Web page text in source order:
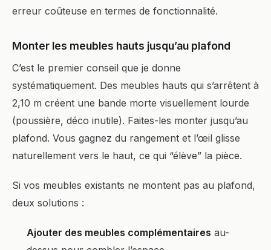
erreur coûteuse en termes de fonctionnalité.
Monter les meubles hauts jusqu’au plafond
C’est le premier conseil que je donne
systématiquement. Des meubles hauts qui s’arrêtent à
2,10 m créent une bande morte visuellement lourde
(poussière, déco inutile). Faites-les monter jusqu’au
plafond. Vous gagnez du rangement et l’œil glisse
naturellement vers le haut, ce qui “élève” la pièce.
Si vos meubles existants ne montent pas au plafond,
deux solutions :
Ajouter des meubles complémentaires au-